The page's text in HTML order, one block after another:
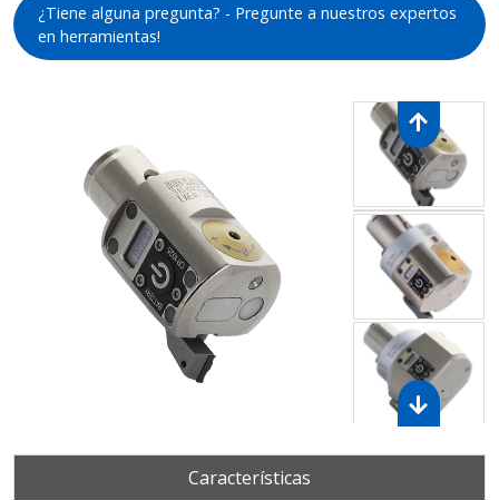
¿Tiene alguna pregunta? - Pregunte a nuestros expertos
en herramientas!
Características